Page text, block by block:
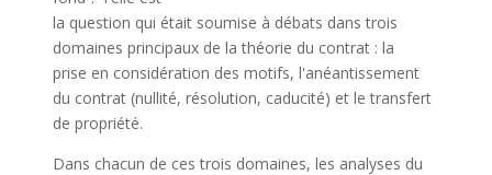
la question qui était soumise à débats dans trois
domaines principaux de la théorie du contrat : la
prise en considération des motifs, l'anéantissement
du contrat (nullité, résolution, caducité) et le transfert
de propriété.
Dans chacun de ces trois domaines, les analyses du